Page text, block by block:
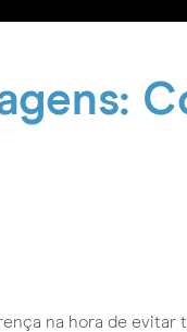
na hora de evitar